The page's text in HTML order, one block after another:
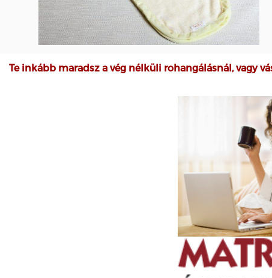
Te inkább maradsz a vég nélküli rohangálásnál, vagy